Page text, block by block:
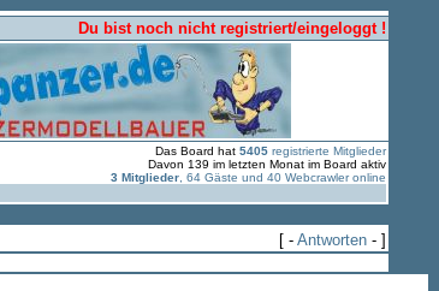
Du bist noch nicht registriert/eingeloggt !
Das Board hat 5405registrierte Mitglieder
Davon 139 im letzten Monat im Board aktiv
3 Mitglieder, 64 Gäste und 40 Webcrawler online
[ - Antworten- ]